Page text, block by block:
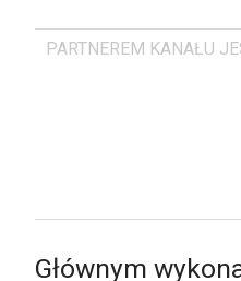
PARTNEREM KANAŁU
Głównym